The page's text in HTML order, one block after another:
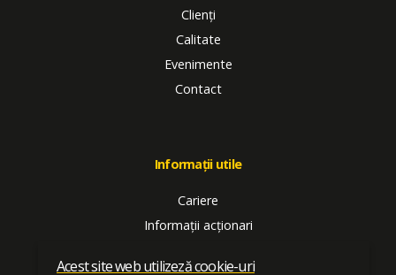
Clienți
Calitate
Evenimente
Contact
Informații utile
Cariere
Informații acționari
Acest site web utilizeză cookie-uri